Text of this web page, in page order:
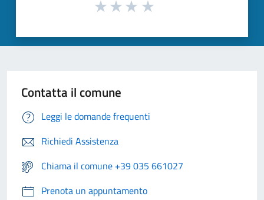
Contatta il comune
Leggi le domande frequenti
Richiedi Assistenza
Chiama il comune +39 035 661027
Prenota un appuntamento